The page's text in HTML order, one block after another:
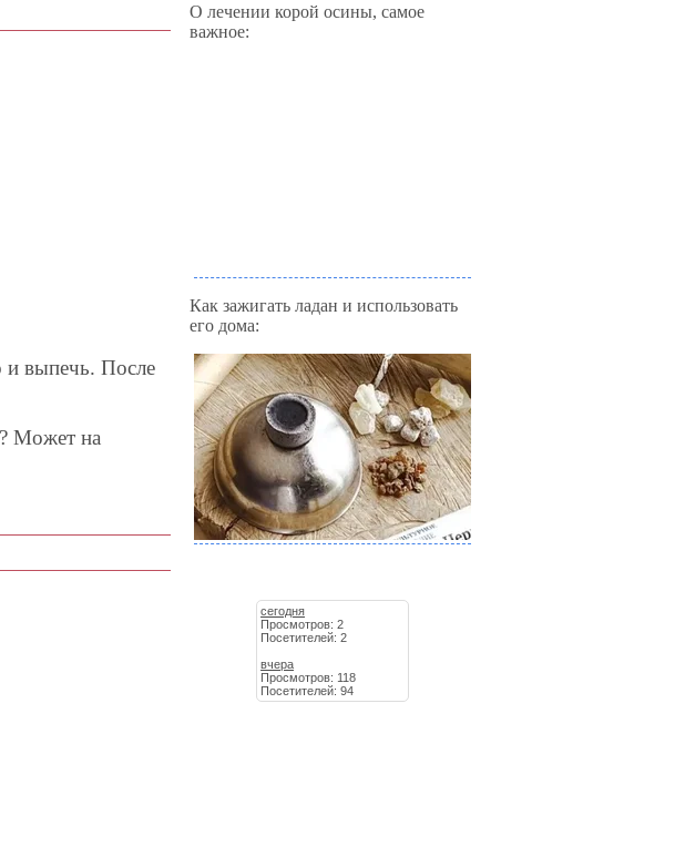
и выпечь. После
Может на
О лечении корой осины, самое
важное:
Как зажигать ладан и использовать
его дома:
сегодня
Просмотров: 2
Посетителей: 2
вчера
Просмотров: 118
Посетителей: 94